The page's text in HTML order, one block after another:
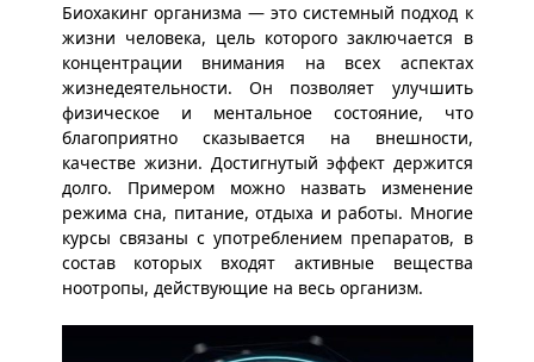
Биохакинг организма — это системный подход к
жизни человека, цель которого заключается в
концентрации внимания на всех аспектах
жизнедеятельности. Он позволяет улучшить
физическое и ментальное состояние, что
благоприятно сказывается на внешности,
качестве жизни. Достигнутый эффект держится
долго. Примером можно назвать изменение
режима сна, питание, отдыха и работы. Многие
курсы связаны с употреблением препаратов, в
состав которых входят активные вещества
ноотропы, действующие на весь организм.